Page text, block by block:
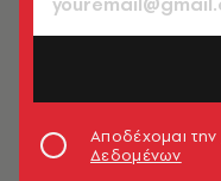
Αποδέχομαι την
Δεδομένων